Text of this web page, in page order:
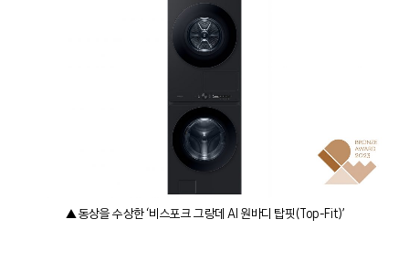
▲ 동상을 수상한 ‘비스포크 그랑데 AI 원바디 탑핏(Top-Fit)’